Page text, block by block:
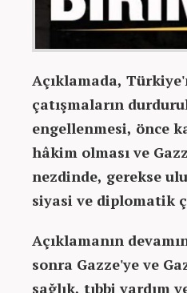
Açıklamada,
çatışmaların
engellenmesi, önce
hâkim olması ve
nezdinde, gerekse
siyasi ve diplomatik
Açıklamanın
sonra Gazze'ye ve
sağlık, tıbbi yardım